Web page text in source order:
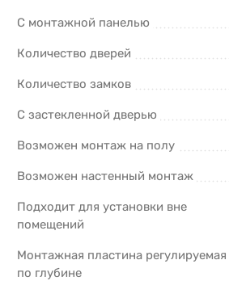
С монтажной панелью
Количество дверей
Количество замков
С застекленной дверью
Возможен монтаж на полу
Возможен настенный монтаж
Подходит для установки вне
помещений
Монтажная пластина регулируемая
по глубине